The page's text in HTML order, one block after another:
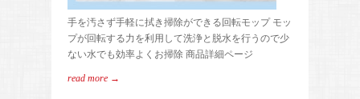
手を汚さず手軽に拭き掃除ができる回転モップ モッ
プが回転する力を利用して洗浄と脱水を行うので少
ない水でも効率よくお掃除 商品詳細ページ
read more →